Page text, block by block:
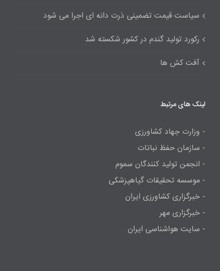
سیاست قیمت تضمینی ذرت دانه ای اجرا می شود
رکورد تولید گندم در کشور شکسته شد
آفت کش ها
لینک های مرتبط
- وزارت جهاد کشاورزی
- سازمان حفظ نباتات
- انجمن تولید کنندگان سموم
- موسسه تحقیقات گیاهپزشکی
- خبرگزاری کشاورزی ایران
- خبرگزاری مهر
- سایت هواشناسی ایران